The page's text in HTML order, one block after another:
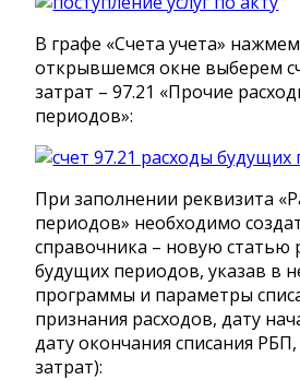
В графе «Счета учета»
открывшемся окне выберем
затрат – 97.21 «Прочие
периодов»:
При заполнении реквизита
периодов» необходимо
справочника – новую статью
будущих периодов, указав в
программы и параметры
признания расходов, дату
дату окончания списания
затрат):